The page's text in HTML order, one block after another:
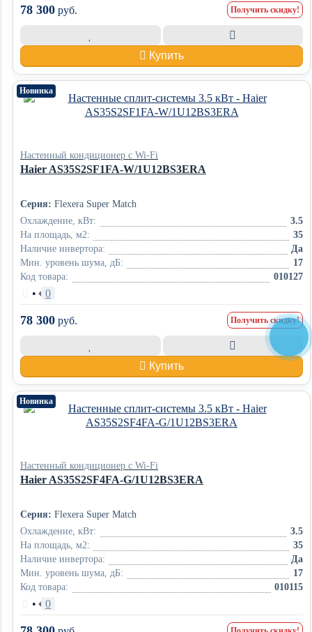
78 300 руб. Получить скидку!
Купить
Новинка
Настенный кондиционер с Wi-Fi
Haier AS35S2SF1FA-W/1U12BS3ERA
Серия: Flexera Super Match
Охлаждение, кВт:
3.5
На площадь, м2:
35
Наличие инвертора:
Да
Мин. уровень шума, дБ:
17
Код товара:
010127
• 0
78 300 руб. Получить скидку!
Купить
Новинка
Настенный кондиционер с Wi-Fi
Haier AS35S2SF4FA-G/1U12BS3ERA
Серия: Flexera Super Match
Охлаждение, кВт:
3.5
На площадь, м2:
35
Наличие инвертора:
Да
Мин. уровень шума, дБ:
17
Код товара:
010115
• 0